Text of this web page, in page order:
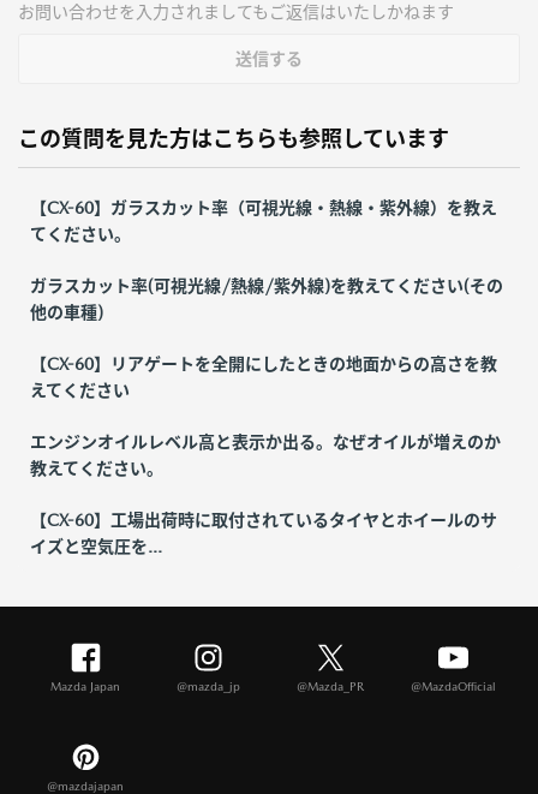
お問い合わせを入力されましてもご返信はいたしかねます
送信する
この質問を見た方はこちらも参照しています
【CX-60】ガラスカット率（可視光線・熱線・紫外線）を教え
てください。
ガラスカット率(可視光線/熱線/紫外線)を教えてください(その
他の車種)
【CX-60】リアゲートを全開にしたときの地面からの高さを教
えてください
エンジンオイルレベル高と表示か出る。なぜオイルが増えのか
教えてください。
【CX-60】工場出荷時に取付されているタイヤとホイールのサ
イズと空気圧を...
Mazda Japan @mazda_jp @Mazda_PR @MazdaOfficial
@mazdajapan